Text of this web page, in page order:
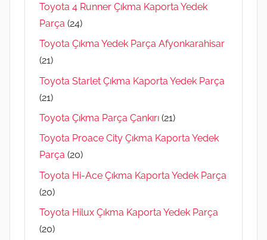
Toyota 4 Runner Çıkma Kaporta Yedek
Parça (24)
Toyota Çıkma Yedek Parça Afyonkarahisar
(21)
Toyota Starlet Çıkma Kaporta Yedek Parça
(21)
Toyota Çıkma Parça Çankırı (21)
Toyota Proace City Çıkma Kaporta Yedek
Parça (20)
Toyota Hi-Ace Çıkma Kaporta Yedek Parça
(20)
Toyota Hilux Çıkma Kaporta Yedek Parça
(20)